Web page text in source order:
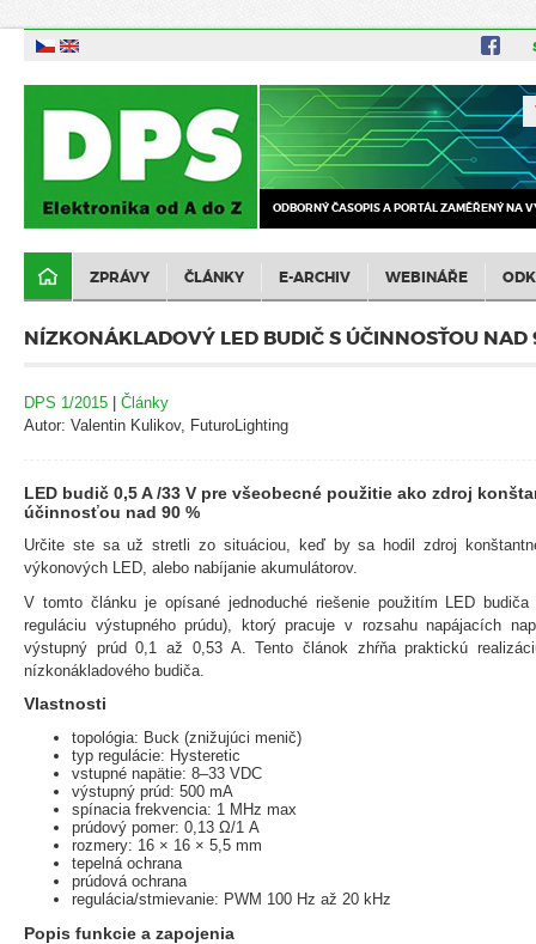
ODBORNÝ ČASOPIS A PORTÁL ZAMĚŘENÝ NA
ZPRÁVY ČLÁNKY E-ARCHIV WEBINÁŘE
NÍZKONÁKLADOVÝ LED BUDIČ S ÚČINNOSŤOU NAD
DPS 1/2015 | Články
Autor: Valentin Kulikov, FuturoLighting
LED budič 0,5 A /33 V pre všeobecné použitie ako zdroj
účinnosťou nad 90 %
Určite ste sa už stretli zo situáciou, keď by sa hodil zdroj
výkonových LED, alebo nabíjanie akumulátorov.
V tomto článku je opísané jednoduché riešenie použitím LED
reguláciu výstupného prúdu), ktorý pracuje v rozsahu napájacích
výstupný prúd 0,1 až 0,53 A. Tento článok zhŕňa praktickú
nízkonákladového budiča.
Vlastnosti
topológia: Buck (znižujúci menič)
typ regulácie: Hysteretic
vstupné napätie: 8–33 VDC
výstupný prúd: 500 mA
spínacia frekvencia: 1 MHz max
prúdový pomer: 0,13 Ω/1 A
rozmery: 16 × 16 × 5,5 mm
tepelná ochrana
prúdová ochrana
regulácia/stmievanie: PWM 100 Hz až 20 kHz
Popis funkcie a zapojenia